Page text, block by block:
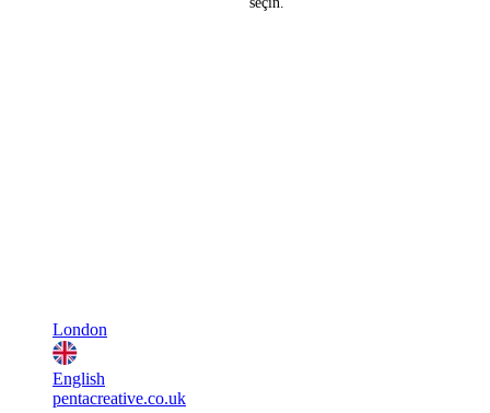
London
English
pentacreative.co.uk